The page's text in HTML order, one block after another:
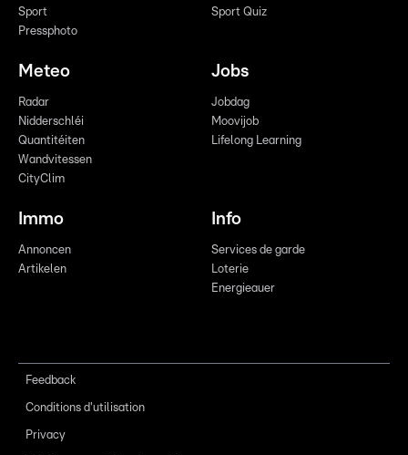
Sport
Pressphoto
Sport Quiz
Meteo
Radar
Nidderschléi
Quantitéiten
Wandvitessen
CityClim
Jobs
Jobdag
Moovijob
Lifelong Learning
Immo
Annoncen
Artikelen
Info
Services de garde
Loterie
Energieauer
Feedback
Conditions d'utilisation
Privacy